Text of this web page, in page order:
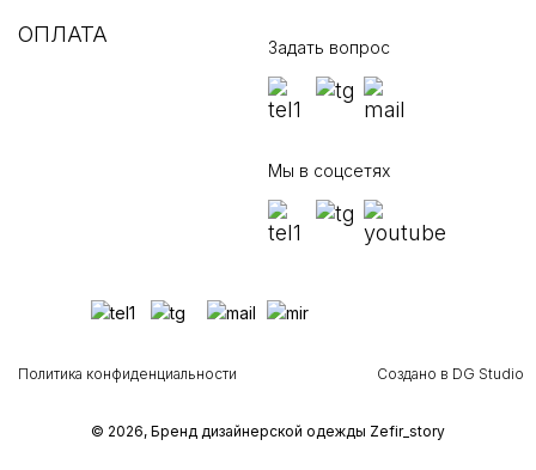
ОПЛАТА
Задать вопрос
Мы в соцсетях
© 2026, Бренд дизайнерской одежды Zefir_story
Политика конфиденциальности Создано в DG Studio